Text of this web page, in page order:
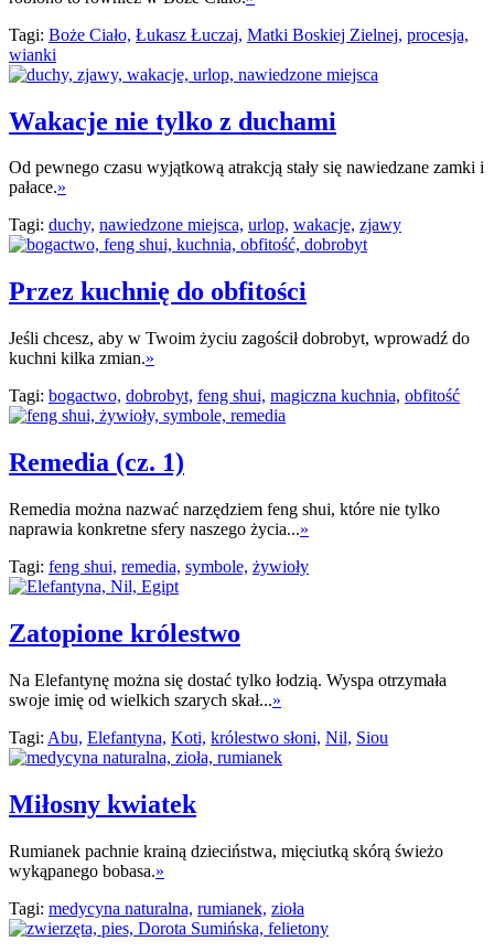
Tagi: Boże Ciało, Łukasz Łuczaj, Matki Boskiej Zielnej, procesja,
wianki
Wakacje nie tylko z duchami
Od pewnego czasu wyjątkową atrakcją stały się nawiedzane zamki i
pałace.»
Tagi: duchy, nawiedzone miejsca, urlop, wakacje, zjawy
Przez kuchnię do obfitości
Jeśli chcesz, aby w Twoim życiu zagościł dobrobyt, wprowadź do
kuchni kilka zmian.»
Tagi: bogactwo, dobrobyt, feng shui, magiczna kuchnia, obfitość
Remedia (cz. 1)
Remedia można nazwać narzędziem feng shui, które nie tylko
naprawia konkretne sfery naszego życia...»
Tagi: feng shui, remedia, symbole, żywioły
Zatopione królestwo
Na Elefantynę można się dostać tylko łodzią. Wyspa otrzymała
swoje imię od wielkich szarych skał...»
Tagi: Abu, Elefantyna, Koti, królestwo słoni, Nil, Siou
Miłosny kwiatek
Rumianek pachnie krainą dzieciństwa, mięciutką skórą świeżo
wykąpanego bobasa.»
Tagi: medycyna naturalna, rumianek, zioła